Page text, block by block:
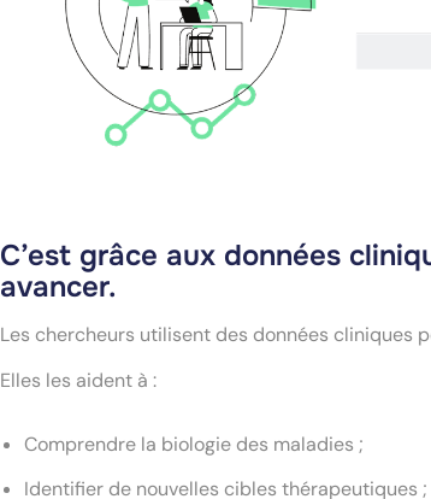
C’est grâce aux données
avancer.
Les chercheurs utilisent des données cliniques
Elles les aident à :
Comprendre la biologie des maladies ;
Identifier de nouvelles cibles thérapeutiques ;